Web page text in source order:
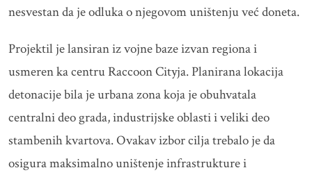
nesvestan da je odluka o njegovom uništenju već doneta.
Projektil je lansiran iz vojne baze izvan regiona i
usmeren ka centru Raccoon Cityja. Planirana lokacija
detonacije bila je urbana zona koja je obuhvatala
centralni deo grada, industrijske oblasti i veliki deo
stambenih kvartova. Ovakav izbor cilja trebalo je da
osigura maksimalno uništenje infrastrukture i